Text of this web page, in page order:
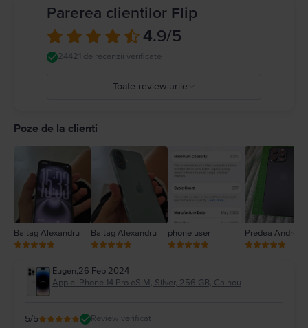
utilizarea dispozitivelor mobile sau a căștilor. Utilizarea de cabluri sau
adaptoare deteriorate sau încărcarea în prezența umezelii poate cauza
incendii, șocuri electrice, vătămări personale sau daune pentru iPhone sau
alte proprietăți. Detalii complete la https://support.apple.com/ro-
ro/guide/iphone/iph301fc905/ios
Parerea clientilor Flip
4.9/5
24421 de recenzii verificate
Toate review-urile
Poze de la clienti
Baltag Alexandru Baltag Alexandru phone user Predea Andreea
Eugen,26 Feb 2024
Apple iPhone 14 Pro eSIM, Silver, 256 GB, Ca nou
5/5 Review verificat